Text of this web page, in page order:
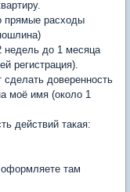
прямые расходы
недель до 1 месяца
регистрация).
доверенность
моё имя (около 1
действий такая:
там